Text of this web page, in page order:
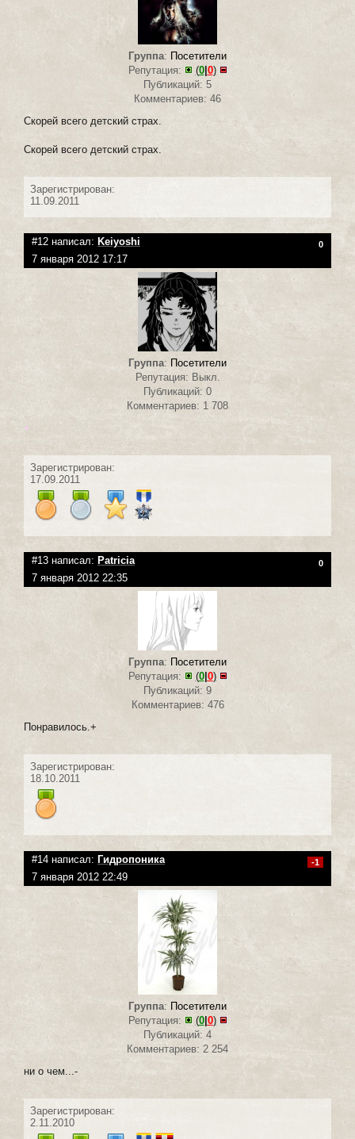
Группа: Посетители
Репутация:
(0| 0)
Публикаций: 5
Комментариев: 46
Скорей всего детский страх.
Скорей всего детский страх.
Зарегистрирован:
11.09.2011
#12 написал: Keiyoshi 0
7 января 2012 17:17
Группа: Посетители
Репутация: Выкл.
Публикаций: 0
Комментариев: 1 708
+
Зарегистрирован:
17.09.2011
#13 написал: Patricia 0
7 января 2012 22:35
Группа: Посетители
Репутация:
(0| 0)
Публикаций: 9
Комментариев: 476
Понравилось.+
Зарегистрирован:
18.10.2011
#14 написал: Гидропоника -1
7 января 2012 22:49
Группа: Посетители
Репутация:
(0| 0)
Публикаций: 4
Комментариев: 2 254
ни о чем...-
Зарегистрирован:
2.11.2010